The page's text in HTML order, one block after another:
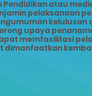
atau
pelaksanaan
kelulusan
upaya
memfasilitasi